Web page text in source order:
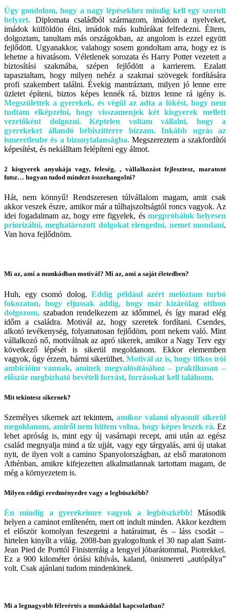
Úgy gondolom, hogy a nagy lépésekhez mindig kell egy szorult
helyzet. Diplomata családból származom, imádom a nyelveket,
imádok külföldön élni, imádok más kultúrákat felfedezni. Éltem,
dolgoztam, tanultam más országokban, az angolom is ezzel együtt
fejlődött. Ugyanakkor, valahogy sosem gondoltam arra, hogy ez is
lehetne a hivatásom. Véletlenek sorozata és Harry Potter vezetett a
biztosítási szakmába, szépen fejlődött a karrierem. Ezalatt
tapasztaltam, hogy milyen nehéz a szakmai szövegek fordítására
profi szakembert találni. Évekig mantráztam, milyen jó lenne erre
üzletet építeni, biztos képes lennék rá, biztos lenne rá igény is.
Megszülettek a gyerekek, és végül az adta a lökést, hogy nem
tudtam elképzelni, hogy visszamenjek két kisgyerek mellett
vezetőként dolgozni. Képtelen voltam vállalni, hogy a
gyerekeket állandó bébiszitterre bízzam. Inkább ugrás az
ismeretlenbe és a bizonytalanságba. Megszereztem a szakfordítói
képesítést, és nekiálltam felépíteni egy álmot.
2 kisgyerek anyukája vagy, feleség, , vállalkozást fejlesztesz, maratont
futsz… hogyan tudod mindezt összehangolni?
Hát, nem könnyű! Rendszeresen túlvállalom magam, amit csak
akkor veszek észre, amikor már a túlhajszoltságtól roncs vagyok. Az
idei fogadalmam az, hogy erre figyelek, és megpróbálok helyesen
priorizálni, meghatározott dolgokat elengedni, nemet mondani.
Van hova fejlődnöm.
Mi az, ami a munkádban motivál? Mi az, ami a saját életedben?
Huh, egy csomó dolog. Eddig például azért melóztam turbó
fokozaton, hogy eljussak addig, hogy már kizárólag otthon
dolgozom, szabadon rendelkezem az időmmel, és így marad elég
időm a családra. Motivál az, hogy szeretek fordítani. Csendes,
alkotó tevékenység, folyamatosan fejlődöm, pont nekem való. Mint
vállalkozó nő, motiválnak az apró sikerek, amikor a Nagy Terv egy
következő lépését is sikerül megoldanom. Ekkor elememben
vagyok, úgy érzem, bármi sikerülhet. Motivál az is, hogy titkos írói
ambícióim vannak, aminek megvalósításához – praktikusan –
először megbízható bevételi forrást, forrásokat kell találnom.
Mit tekintesz sikernek?
Személyes sikernek azt tekintem, amikor valami olyasmit sikerül
megoldanom, amiről nem hittem volna, hogy képes leszek rá.Ez
lehet apróság is, mint egy új vasárnapi recept, ami után az egész
család megnyalja mind a tíz ujját, vagy egy tárgyalás, ami új utakat
nyit, de ilyen volt a camino Spanyolországban, az első maratonom
Athénban, amikre kifejezetten alkalmatlannak tartottam magam, de
még a környezetem is.
Milyen eddigi eredményedre vagy a legbüszkébb?
Én mindig a gyerekeimre vagyok a legbüszkébb!
Második
helyen a caminot említeném, mert ott indult minden. Akkor kezdtem
el először komolyan feszegetni a határaimat, és – láss csodát –
hirtelen kinyílt a világ. 2008-ban gyalogoltunk el 30 nap alatt Saint-
Jean Pied de Porttól Finisterráig a lengyel jóbarátommal, Piotrekkel.
Ez a 900 kilométer óriási kihívás, kaland, önismereti „autópálya”
volt. Csak ajánlani tudom mindenkinek.
Mi a legnagyobb félreértés a munkáddal kapcsolatban?